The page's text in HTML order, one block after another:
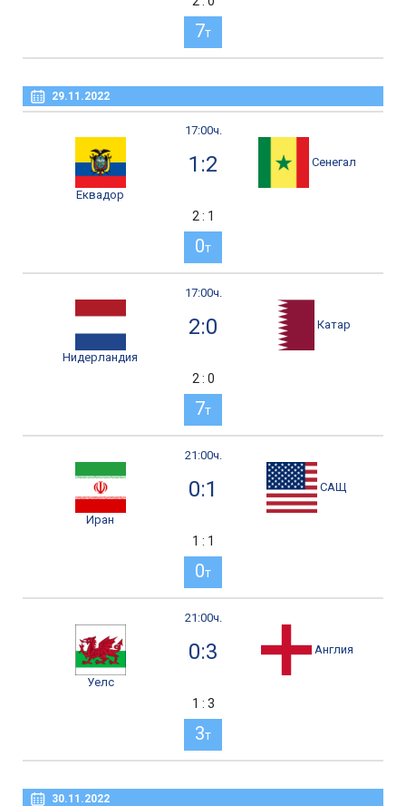
7т
29.11.2022
17:00ч.
Еквадор
1:2 Сенегал
2 : 1
0т
17:00ч.
Нидерландия
2:0 Катар
2 : 0
7т
21:00ч.
Иран
0:1 САЩ
1 : 1
0т
21:00ч.
Уелс
0:3 Англия
1 : 3
3т
30.11.2022